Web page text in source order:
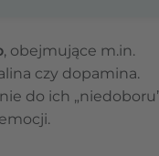
, obejmujące m.in.
czy dopamina.
do ich